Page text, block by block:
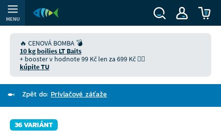
MENU
🔥 CENOVÁ BOMBA 💣
10 kg boilies LT Baits
+ booster v hodnote 99 Kč len za 699 Kč 👉🏻
kúpite TU
Zpět do: Prívlačové záťaže
36 VARIÁNT